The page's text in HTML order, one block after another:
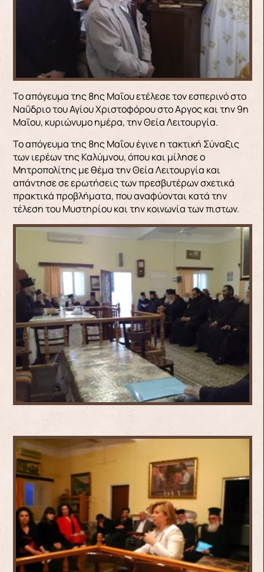
Το απόγευμα της 8ης Μαΐου ετέλεσε τον εσπερινό στο
Ναΰδριο του Αγίου Χριστοφόρου στο Aργος και την 9η
Μαΐου, κυριώνυμο ημέρα, την Θεία Λειτουργία.
Το απόγευμα της 8ης Μαΐου έγινε η τακτική Σύναξις
των ιερέων της Καλύμνου, όπου και μίλησε ο
Μητροπολίτης με θέμα την Θεία Λειτουργία και
απάντησε σε ερωτήσεις των πρεσβυτέρων σχετικά
πρακτικά προβλήματα, που αναφύονται κατά την
τέλεση του Μυστηρίου και την κοινωνία των πιστων.